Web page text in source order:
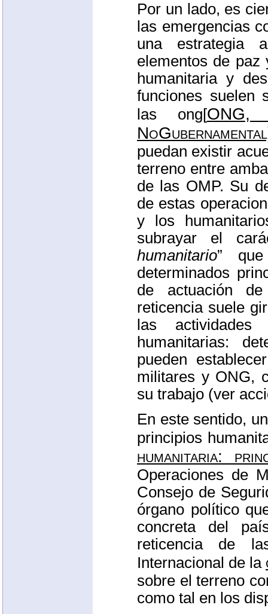
Por un lado, es
las emergencias
una estrategia
elementos de paz
humanitaria y
funciones suelen
las ong[ONG,
puedan existir
terreno entre
de las OMP. Su
de estas
y los
subrayar el
humanitario”
determinados
de actuación
reticencia suele
las
humanitarias:
pueden
militares y ONG,
su trabajo (ver
En este sentido,
principios
humanitaria:
Operaciones de
Consejo de
órgano político
concreta del
reticencia de
Internacional de la
sobre el terreno
como tal en los